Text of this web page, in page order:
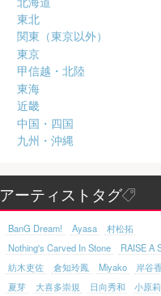
東北
関東（東京以外）
東京
甲信越・北陸
東海
近畿
中国・四国
九州・沖縄
アーティストタグ
BanG Dream! Ayasa
村松拓
Nothing's Carved In Stone
RAISE A
紡木吏佐
倉知玲鳳 Miyako 岸谷
夏芽
大喜多崇規 日向秀和
小原